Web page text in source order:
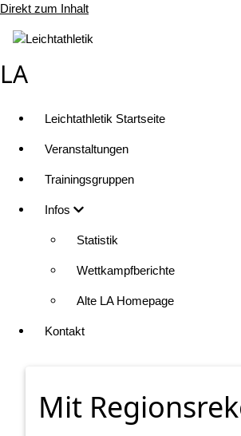
Direkt zum Inhalt
LA
Leichtathletik Startseite
Veranstaltungen
Trainingsgruppen
Infos
Statistik
Wettkampfberichte
Alte LA Homepage
Kontakt
Mit